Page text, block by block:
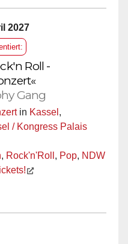
2027
Roll -
Gang
in Kassel ,
/ Kongress Palais
, Rock'n'Roll , Pop, NDW